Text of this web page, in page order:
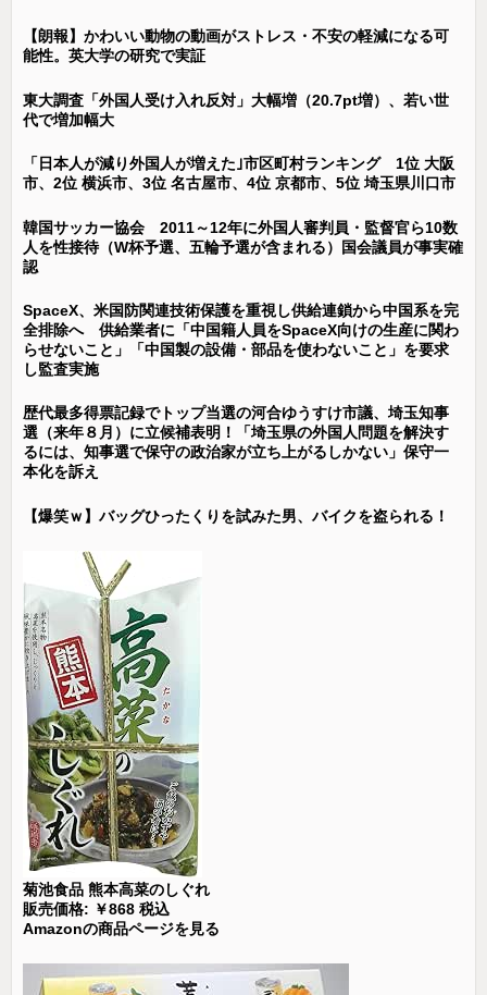
【朗報】かわいい動物の動画がストレス・不安の軽減になる可
能性。英大学の研究で実証
東大調査「外国人受け入れ反対」大幅増（20.7pt増）、若い世
代で増加幅大
「日本人が減り外国人が増えた｣市区町村ランキング 1位 大阪
市、2位 横浜市、3位 名古屋市、4位 京都市、5位 埼玉県川口市
韓国サッカー協会 2011～12年に外国人審判員・監督官ら10数
人を性接待（W杯予選、五輪予選が含まれる）国会議員が事実確
認
SpaceX、米国防関連技術保護を重視し供給連鎖から中国系を完
全排除へ 供給業者に「中国籍人員をSpaceX向けの生産に関わ
らせないこと」「中国製の設備・部品を使わないこと」を要求
し監査実施
歴代最多得票記録でトップ当選の河合ゆうすけ市議、埼玉知事
選（来年８月）に立候補表明！「埼玉県の外国人問題を解決す
るには、知事選で保守の政治家が立ち上がるしかない」保守一
本化を訴え
【爆笑ｗ】バッグひったくりを試みた男、バイクを盗られる！
菊池食品 熊本高菜のしぐれ
販売価格: ￥868 税込
Amazonの商品ページを見る